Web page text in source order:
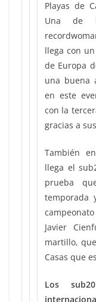
Playas de
Una de
llega con
de Europa
una buena
en este
con la
gracias a
También
llega el
prueba
temporada
Javier
martillo,
Casas que
Los